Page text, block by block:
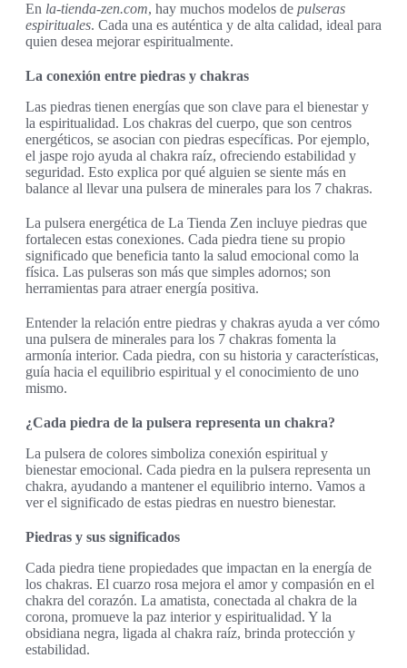
En la-tienda-zen.com, hay muchos modelos de pulseras
espirituales. Cada una es auténtica y de alta calidad, ideal para
quien desea mejorar espiritualmente.
La conexión entre piedras y chakras
Las piedras tienen energías que son clave para el bienestar y
la espiritualidad. Los chakras del cuerpo, que son centros
energéticos, se asocian con piedras específicas. Por ejemplo,
el jaspe rojo ayuda al chakra raíz, ofreciendo estabilidad y
seguridad. Esto explica por qué alguien se siente más en
balance al llevar una pulsera de minerales para los 7 chakras.
La pulsera energética de La Tienda Zen incluye piedras que
fortalecen estas conexiones. Cada piedra tiene su propio
significado que beneficia tanto la salud emocional como la
física. Las pulseras son más que simples adornos; son
herramientas para atraer energía positiva.
Entender la relación entre piedras y chakras ayuda a ver cómo
una pulsera de minerales para los 7 chakras fomenta la
armonía interior. Cada piedra, con su historia y características,
guía hacia el equilibrio espiritual y el conocimiento de uno
mismo.
¿Cada piedra de la pulsera representa un chakra?
La pulsera de colores simboliza conexión espiritual y
bienestar emocional. Cada piedra en la pulsera representa un
chakra, ayudando a mantener el equilibrio interno. Vamos a
ver el significado de estas piedras en nuestro bienestar.
Piedras y sus significados
Cada piedra tiene propiedades que impactan en la energía de
los chakras. El cuarzo rosa mejora el amor y compasión en el
chakra del corazón. La amatista, conectada al chakra de la
corona, promueve la paz interior y espiritualidad. Y la
obsidiana negra, ligada al chakra raíz, brinda protección y
estabilidad.